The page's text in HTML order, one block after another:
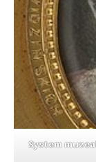
System